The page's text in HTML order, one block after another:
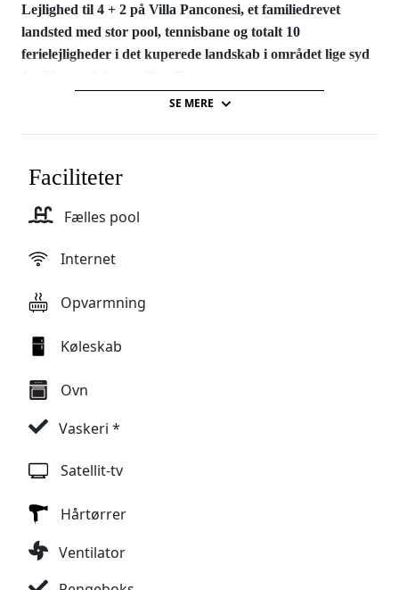
Lejlighed til 4 + 2 på Villa Panconesi, et familiedrevet
landsted med stor pool, tennisbane og totalt 10
ferielejligheder i det kuperede landskab i området lige syd
er pænt indrettede med et godt køkken - alle med eget
mulighed for at grille. Landstedet er ejet af familien Panconesi
solsikker og andre toscanske afgrøder. Villa Panconesi er meget
bordtennis, tennisbane, bordfodbold, alt i en stor indhegnet
park.
Villa Panconesi var tidligere en del af den gamle toscanske
vingård, Tenuta Moriano, som ligger 500 meter nede ad vejen,
hvor man har produktion af (gode) rød- og hvidvine (DOCG
og IGT), grappa og olivenolie. Her vil det vil muligt at deltage i
smagninger af de lokale vine (mod mindre tillæg).
På ankomstdagen om lørdagen i højsæsonen vil der ofte være
løbet af ugen vil det være muligt at bestille morgenbrød, som
leveres til lejligheden. Man vil kunne tilkøbe et
kokkekursus eller leje cykler (også elcykler) - kok og services
SE MERE
Faciliteter
Fælles pool
Internet
Opvarmning
Køleskab
Ovn
Vaskeri *
Satellit-tv
Hårtørrer
Ventilator